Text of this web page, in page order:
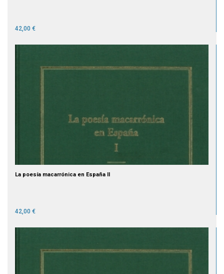
42,00 €
La poesía macarrónica en España II
42,00 €